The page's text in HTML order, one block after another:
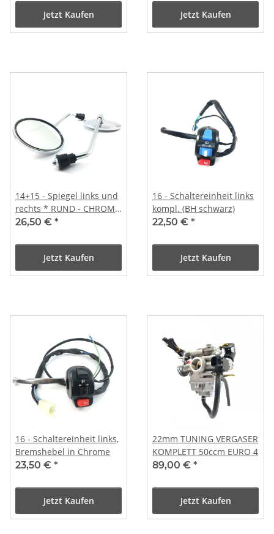
Jetzt Kaufen
CHINA ROLLER
Jetzt Kaufen
14+15 - Spiegel links und
rechts * RUND - CHROME
* M8 Rechtsgewinde
26,50 € *
Jetzt Kaufen
16 - Schaltereinheit links
kompl. (BH schwarz)
22,50 € *
Jetzt Kaufen
16 - Schaltereinheit links,
Bremshebel in Chrome
23,50 € *
Jetzt Kaufen
22mm TUNING VERGASER
KOMPLETT 50ccm EURO 4
89,00 € *
Jetzt Kaufen